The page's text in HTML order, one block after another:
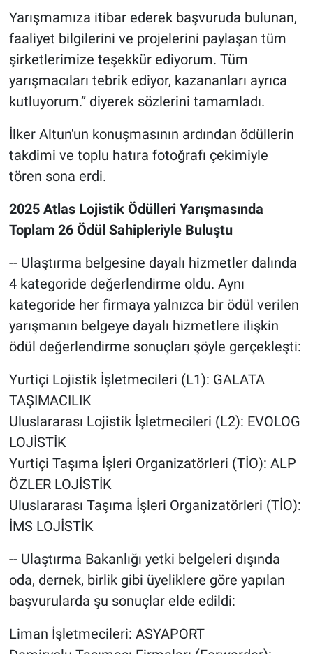
Yarışmamıza itibar ederek başvuruda bulunan,
faaliyet bilgilerini ve projelerini paylaşan tüm
şirketlerimize teşekkür ediyorum. Tüm
yarışmacıları tebrik ediyor, kazananları ayrıca
kutluyorum.” diyerek sözlerini tamamladı.
İlker Altun'un konuşmasının ardından ödüllerin
takdimi ve toplu hatıra fotoğrafı çekimiyle
tören sona erdi.
2025 Atlas Lojistik Ödülleri Yarışmasında
Toplam 26 Ödül Sahipleriyle Buluştu
-- Ulaştırma belgesine dayalı hizmetler dalında
4 kategoride değerlendirme oldu. Aynı
kategoride her firmaya yalnızca bir ödül verilen
yarışmanın belgeye dayalı hizmetlere ilişkin
ödül değerlendirme sonuçları şöyle gerçekleşti:
Yurtiçi Lojistik İşletmecileri (L1): GALATA
TAŞIMACILIK
Uluslararası Lojistik İşletmecileri (L2): EVOLOG
LOJİSTİK
Yurtiçi Taşıma İşleri Organizatörleri (TİO): ALP
ÖZLER LOJİSTİK
Uluslararası Taşıma İşleri Organizatörleri (TİO):
İMS LOJİSTİK
-- Ulaştırma Bakanlığı yetki belgeleri dışında
oda, dernek, birlik gibi üyeliklere göre yapılan
başvurularda şu sonuçlar elde edildi:
Liman İşletmecileri: ASYAPORT